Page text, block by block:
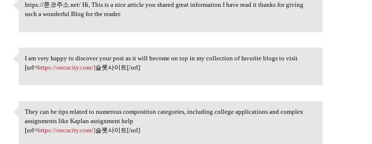
https://툰코주소.net/ Hi, This is
https://툰코주소.net/ Hi, This is a nice article you shared great information I have read it thanks for giving
such a wonderful Blog for the reader.
I am very happy to discover
I am very happy to discover your post as it will become on top in my collection of favorite blogs to visit
[url=https://oncacity.com/]슬롯사이트[/url]
They can be tips related to
They can be tips related to numerous composition categories, including college applications and complex
assignments like Kaplan assignment help
[url=https://oncacity.com/]슬롯사이트[/url]